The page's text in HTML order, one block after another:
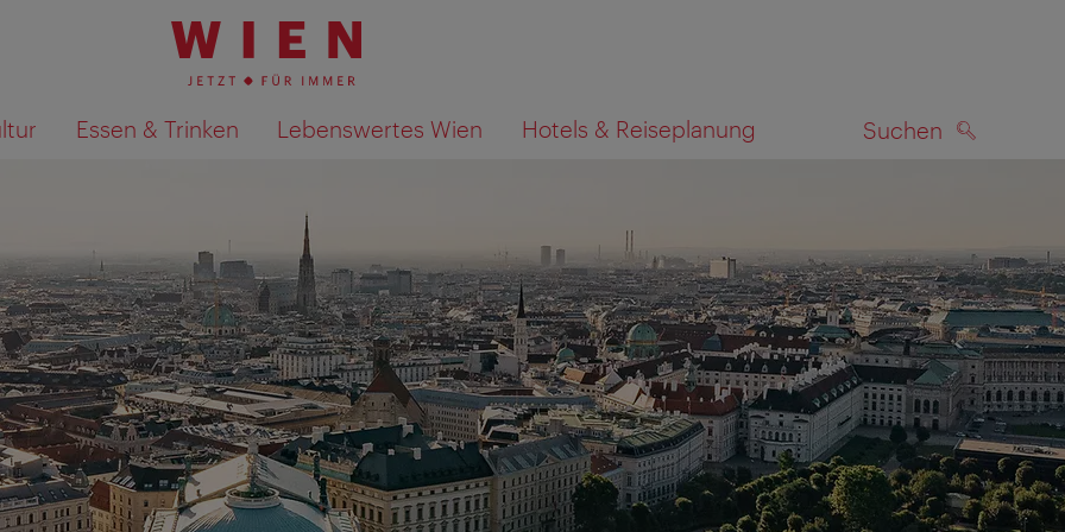
Essen & Trinken Lebenswertes Wien Hotels & Reiseplanung Suchen